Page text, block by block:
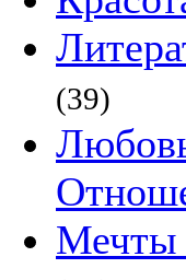
(39)
Мечты